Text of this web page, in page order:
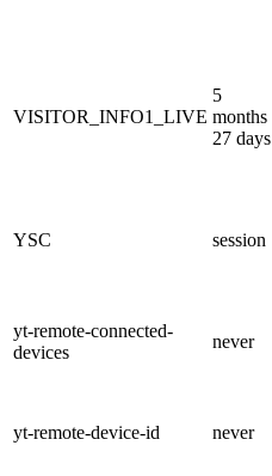
VISITOR_INFO1_LIVE
5
months
27 days
YSC session
yt-remote-connected-
devices
never
yt-remote-device-id never